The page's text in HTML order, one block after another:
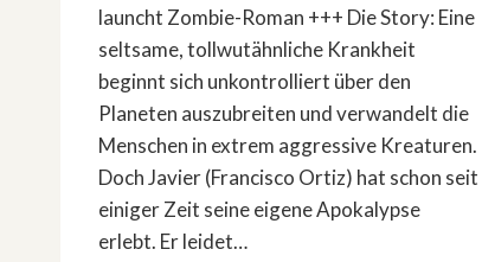
launcht Zombie-Roman +++ Die Story: Eine
seltsame, tollwutähnliche Krankheit
beginnt sich unkontrolliert über den
Planeten auszubreiten und verwandelt die
Menschen in extrem aggressive Kreaturen.
Doch Javier (Francisco Ortiz) hat schon seit
einiger Zeit seine eigene Apokalypse
erlebt. Er leidet…